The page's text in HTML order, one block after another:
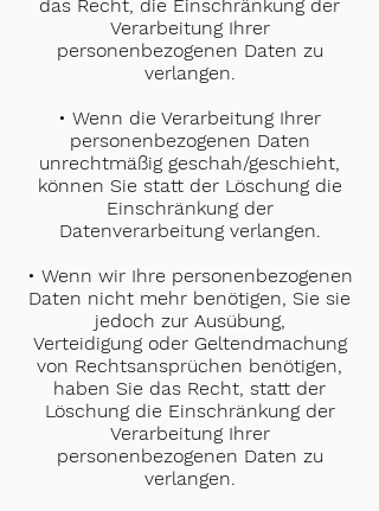
das Recht, die Einschränkung der
Verarbeitung Ihrer
personenbezogenen Daten zu
verlangen.
• Wenn die Verarbeitung Ihrer
personenbezogenen Daten
unrechtmäßig geschah/geschieht,
können Sie statt der Löschung die
Einschränkung der
Datenverarbeitung verlangen.
• Wenn wir Ihre personenbezogenen
Daten nicht mehr benötigen, Sie sie
jedoch zur Ausübung,
Verteidigung oder Geltendmachung
von Rechtsansprüchen benötigen,
haben Sie das Recht, statt der
Löschung die Einschränkung der
Verarbeitung Ihrer
personenbezogenen Daten zu
verlangen.